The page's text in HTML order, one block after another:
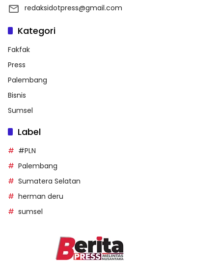
redaksidotpress@gmail.com
Kategori
Fakfak
Press
Palembang
Bisnis
Sumsel
Label
#PLN
Palembang
Sumatera Selatan
herman deru
sumsel